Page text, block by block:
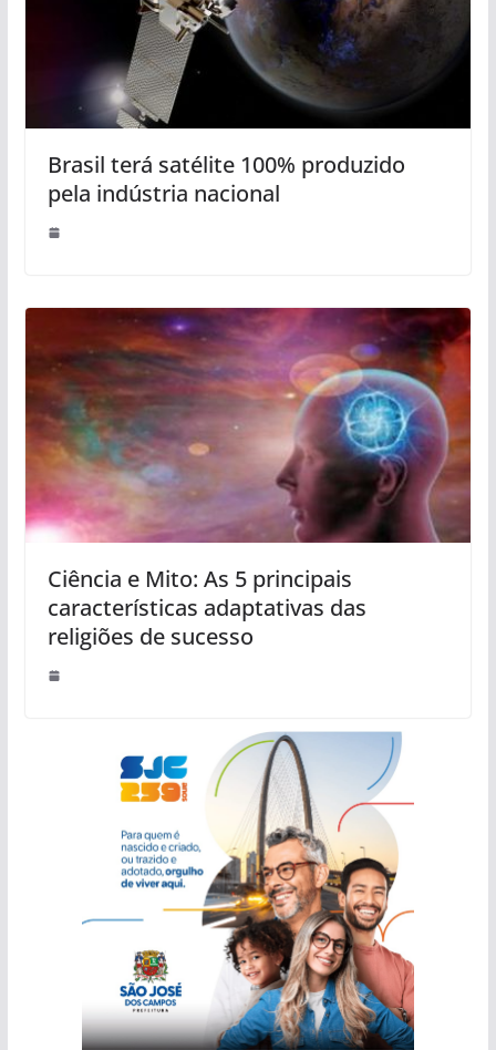
Brasil terá satélite 100% produzido
pela indústria nacional
Ciência e Mito: As 5 principais
características adaptativas das
religiões de sucesso